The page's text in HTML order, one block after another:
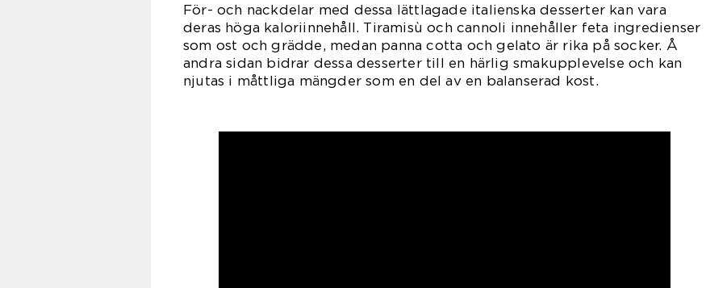
För- och nackdelar med dessa lättlagade italienska desserter kan vara
deras höga kaloriinnehåll. Tiramisù och cannoli innehåller feta ingredienser
som ost och grädde, medan panna cotta och gelato är rika på socker. Å
andra sidan bidrar dessa desserter till en härlig smakupplevelse och kan
njutas i måttliga mängder som en del av en balanserad kost.